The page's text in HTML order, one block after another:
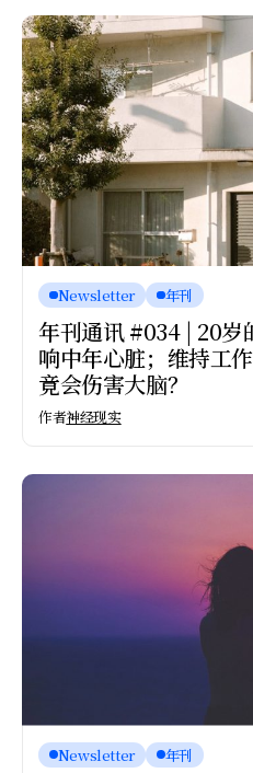
Newsletter 年刊
年刊通讯 #034 | 20岁
响中年心脏；维持工
竟会伤害大脑？
作者神经现实
Newsletter 年刊